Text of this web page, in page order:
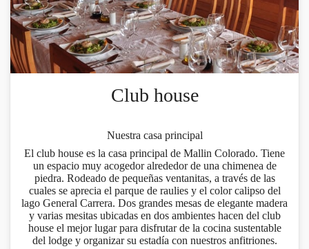
Club house
Nuestra casa principal
El club house es la casa principal de Mallin Colorado. Tiene
un espacio muy acogedor alrededor de una chimenea de
piedra. Rodeado de pequeñas ventanitas, a través de las
cuales se aprecia el parque de raulies y el color calipso del
lago General Carrera. Dos grandes mesas de elegante madera
y varias mesitas ubicadas en dos ambientes hacen del club
house el mejor lugar para disfrutar de la cocina sustentable
del lodge y organizar su estadía con nuestros anfitriones.